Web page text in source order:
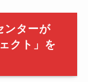
ンターが
クト」を